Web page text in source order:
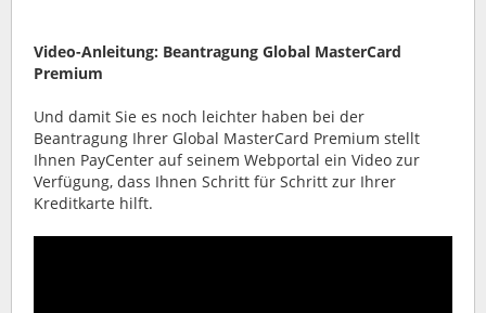
Video-Anleitung: Beantragung Global MasterCard
Premium
Und damit Sie es noch leichter haben bei der
Beantragung Ihrer Global MasterCard Premium stellt
Ihnen PayCenter auf seinem Webportal ein Video zur
Verfügung, dass Ihnen Schritt für Schritt zur Ihrer
Kreditkarte hilft.